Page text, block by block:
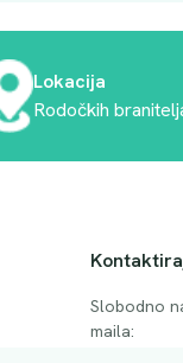
Lokacija
Rodočkih
Slobodno
maila: